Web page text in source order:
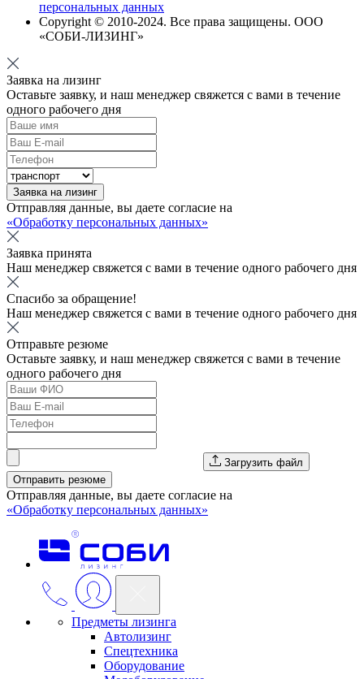
персональных данных
Copyright © 2010-2024. Все права защищены. ООО
«СОБИ-ЛИЗИНГ»
Заявка на лизинг
Оставьте заявку, и наш менеджер свяжется с вами в течение
одного рабочего дня
Заявка на лизинг
Отправляя данные, вы даете согласие на
«Обработку персональных данных»
Заявка принята
Наш менеджер свяжется с вами в течение одного рабочего дня
Спасибо за обращение!
Наш менеджер свяжется с вами в течение одного рабочего дня
Отправьте резюме
Оставьте заявку, и наш менеджер свяжется с вами в течение
одного рабочего дня
Загрузить файл
Отправить резюме
Отправляя данные, вы даете согласие на
«Обработку персональных данных»
Предметы лизинга
Автолизинг
Спецтехника
Оборудование